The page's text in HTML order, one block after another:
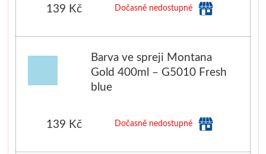
139 Kč Dočasně nedostupné
Barva ve spreji Montana
Gold 400ml – G5010 Fresh
blue
139 Kč Dočasně nedostupné